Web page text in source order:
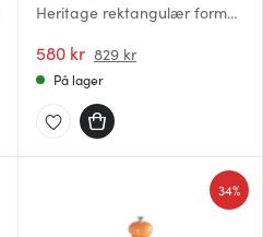
Heritage rektangulær form
580 kr 829 kr
På lager
34%